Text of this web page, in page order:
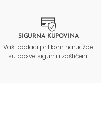
SIGURNA KUPOVINA
Vaši podaci prilikom narudžbe
su posve sigurni i zaštićeni.